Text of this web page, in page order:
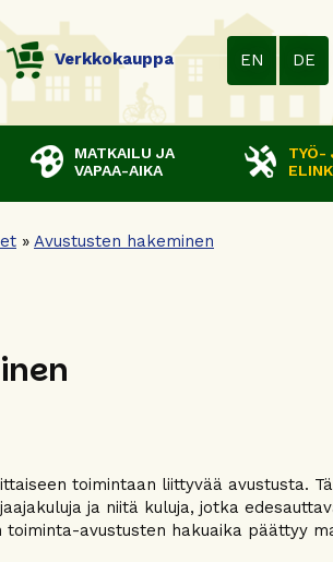
Verkkokauppa EN DE
MATKAILU JA
VAPAA-AIKA
TYÖ-
» Avustusten hakeminen
toimintaan liittyvää avustusta.
ja niitä kuluja, jotka
avustusten hakuaika päättyy